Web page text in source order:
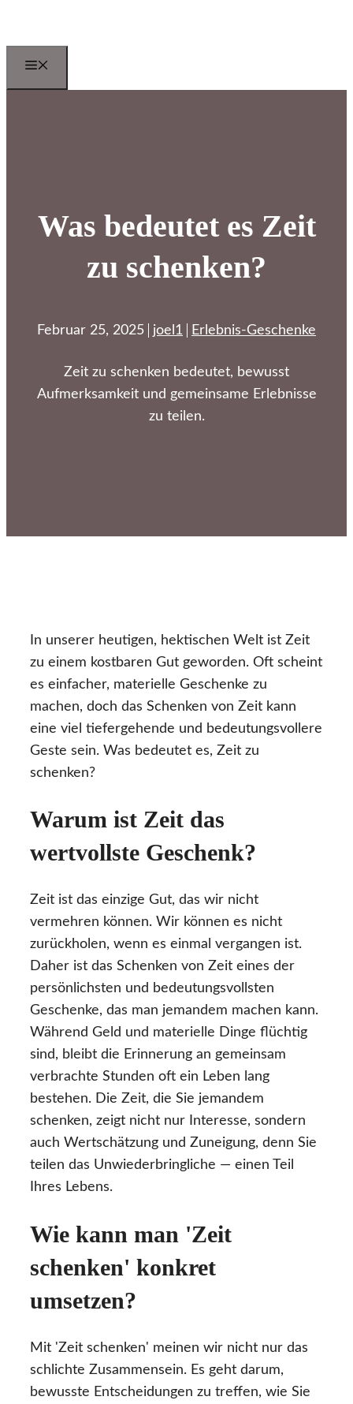
springen
Was bedeutet es Zeit
zu schenken?
Februar 25, 2025 joel1 Erlebnis-Geschenke
Zeit zu schenken bedeutet, bewusst
Aufmerksamkeit und gemeinsame Erlebnisse
zu teilen.
In unserer heutigen, hektischen Welt ist Zeit
zu einem kostbaren Gut geworden. Oft scheint
es einfacher, materielle Geschenke zu
machen, doch das Schenken von Zeit kann
eine viel tiefergehende und bedeutungsvollere
Geste sein. Was bedeutet es, Zeit zu
schenken?
Warum ist Zeit das
wertvollste Geschenk?
Zeit ist das einzige Gut, das wir nicht
vermehren können. Wir können es nicht
zurückholen, wenn es einmal vergangen ist.
Daher ist das Schenken von Zeit eines der
persönlichsten und bedeutungsvollsten
Geschenke, das man jemandem machen kann.
Während Geld und materielle Dinge flüchtig
sind, bleibt die Erinnerung an gemeinsam
verbrachte Stunden oft ein Leben lang
bestehen. Die Zeit, die Sie jemandem
schenken, zeigt nicht nur Interesse, sondern
auch Wertschätzung und Zuneigung, denn Sie
teilen das Unwiederbringliche — einen Teil
Ihres Lebens.
Wie kann man 'Zeit
schenken' konkret
umsetzen?
Mit 'Zeit schenken' meinen wir nicht nur das
schlichte Zusammensein. Es geht darum,
bewusste Entscheidungen zu treffen, wie Sie